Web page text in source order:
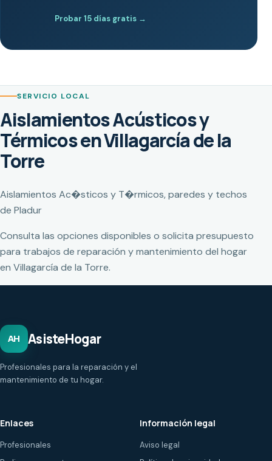
Probar 15 días gratis →
SERVICIO LOCAL
Aislamientos Acústicos y
Térmicos en Villagarcía de la
Torre
Aislamientos Ac�sticos y T�rmicos, paredes y techos
de Pladur
Consulta las opciones disponibles o solicita presupuesto
para trabajos de reparación y mantenimiento del hogar
en Villagarcía de la Torre.
AH AsisteHogar
Profesionales para la reparación y el
mantenimiento de tu hogar.
Enlaces
Profesionales
Información legal
Aviso legal